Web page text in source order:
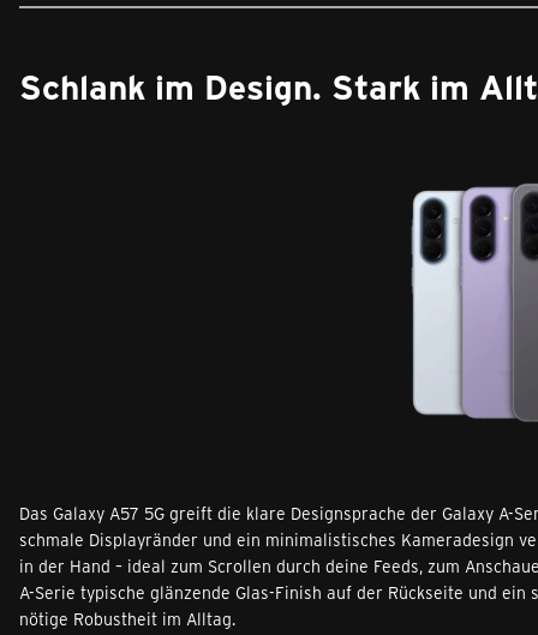
Schlank im Design. Stark im
Das Galaxy A57 5G greift die klare Designsprache der Galaxy A-
schmale Displayränder und ein minimalistisches Kameradesign
in der Hand – ideal zum Scrollen durch deine Feeds, zum
A-Serie typische glänzende Glas-Finish auf der Rückseite und
nötige Robustheit im Alltag.